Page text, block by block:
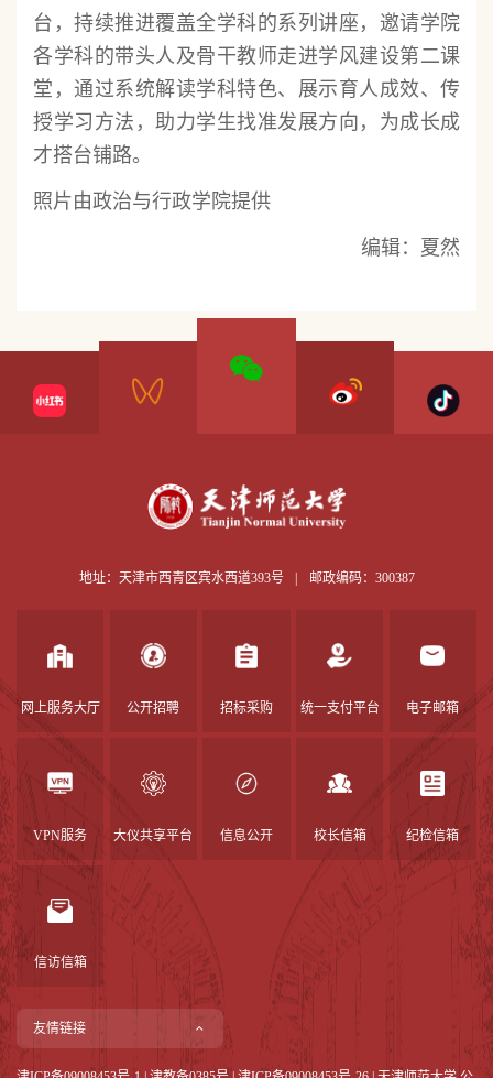
台，持续推进覆盖全学科的系列讲座，邀请学院
各学科的带头人及骨干教师走进学风建设第二课
堂，通过系统解读学科特色、展示育人成效、传
授学习方法，助力学生找准发展方向，为成长成
才搭台铺路。
照片由政治与行政学院提供
编辑：夏然
地址：天津市西青区宾水西道393号 | 邮政编码：300387
网上服务大厅 公开招聘 招标采购 统一支付平台 电子邮箱
VPN服务 大仪共享平台 信息公开 校长信箱 纪检信箱
信访信箱
友情链接